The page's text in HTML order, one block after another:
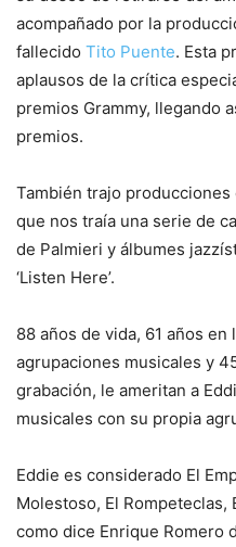
acompañado por la
fallecido Tito Puente. Esta
aplausos de la crítica
premios Grammy, llegando
premios.
También trajo producciones
que nos traía una serie de
de Palmieri y álbumes
‘Listen Here’.
88 años de vida, 61 años en
agrupaciones musicales y
grabación, le ameritan a
musicales con su propia
Eddie es considerado El
Molestoso, El Rompeteclas,
como dice Enrique Romero